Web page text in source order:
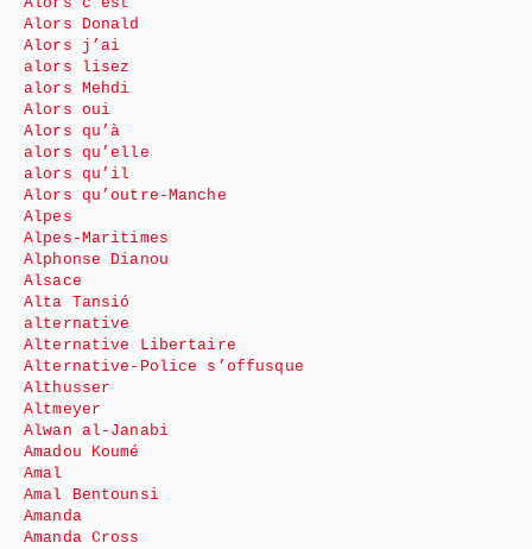
Alors Donald
Alors j’ai
alors lisez
alors Mehdi
Alors oui
Alors qu’à
alors qu’elle
alors qu’il
Alors qu’outre-Manche
Alpes
Alpes-Maritimes
Alphonse Dianou
Alsace
Alta Tansió
alternative
Alternative Libertaire
Alternative-Police s’offusque
Althusser
Altmeyer
Alwan al-Janabi
Amadou Koumé
Amal
Amal Bentounsi
Amanda
Amanda Cross